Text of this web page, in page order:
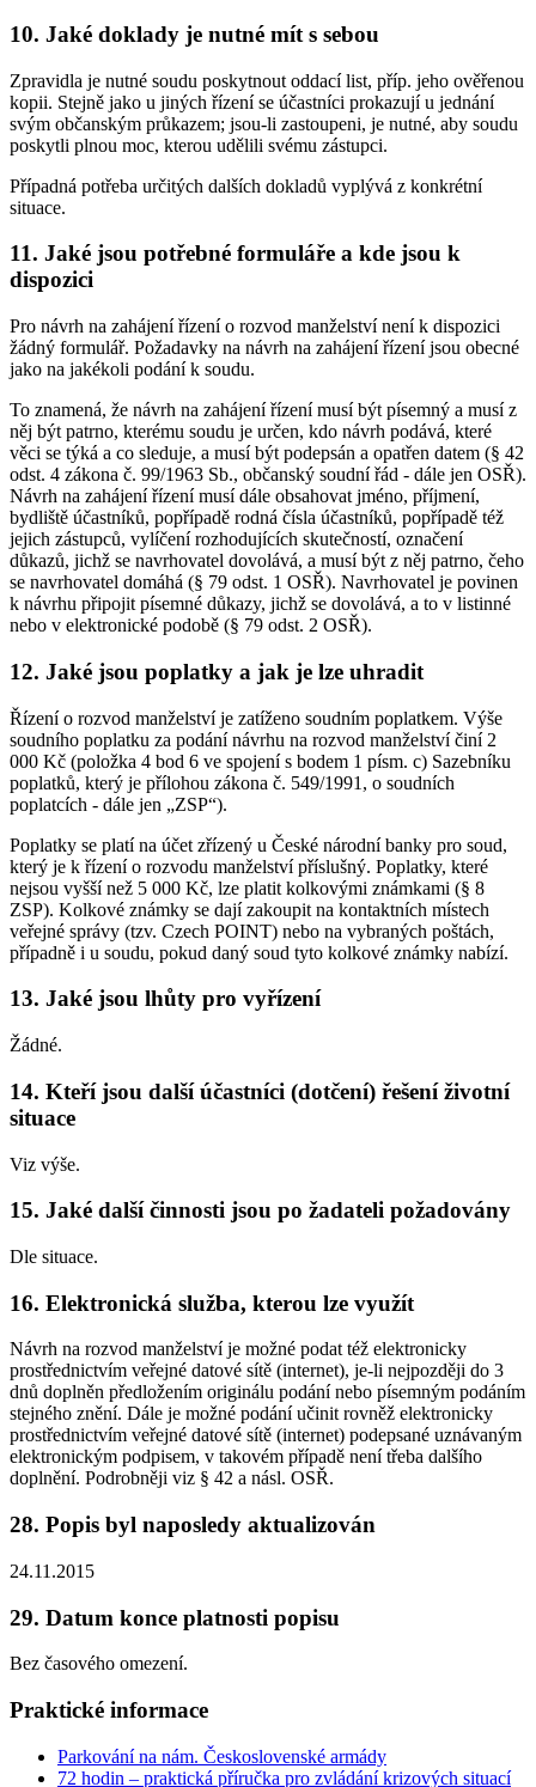
10. Jaké doklady je nutné mít s sebou
Zpravidla je nutné soudu poskytnout oddací list, příp. jeho ověřenou
kopii. Stejně jako u jiných řízení se účastníci prokazují u jednání
svým občanským průkazem; jsou-li zastoupeni, je nutné, aby soudu
poskytli plnou moc, kterou udělili svému zástupci.
Případná potřeba určitých dalších dokladů vyplývá z konkrétní
situace.
11. Jaké jsou potřebné formuláře a kde jsou k
dispozici
Pro návrh na zahájení řízení o rozvod manželství není k dispozici
žádný formulář. Požadavky na návrh na zahájení řízení jsou obecné
jako na jakékoli podání k soudu.
To znamená, že návrh na zahájení řízení musí být písemný a musí z
něj být patrno, kterému soudu je určen, kdo návrh podává, které
věci se týká a co sleduje, a musí být podepsán a opatřen datem (§ 42
odst. 4 zákona č. 99/1963 Sb., občanský soudní řád - dále jen OSŘ).
Návrh na zahájení řízení musí dále obsahovat jméno, příjmení,
bydliště účastníků, popřípadě rodná čísla účastníků, popřípadě též
jejich zástupců, vylíčení rozhodujících skutečností, označení
důkazů, jichž se navrhovatel dovolává, a musí být z něj patrno, čeho
se navrhovatel domáhá (§ 79 odst. 1 OSŘ). Navrhovatel je povinen
k návrhu připojit písemné důkazy, jichž se dovolává, a to v listinné
nebo v elektronické podobě (§ 79 odst. 2 OSŘ).
12. Jaké jsou poplatky a jak je lze uhradit
Řízení o rozvod manželství je zatíženo soudním poplatkem. Výše
soudního poplatku za podání návrhu na rozvod manželství činí 2
000 Kč (položka 4 bod 6 ve spojení s bodem 1 písm. c) Sazebníku
poplatků, který je přílohou zákona č. 549/1991, o soudních
poplatcích - dále jen „ZSP“).
Poplatky se platí na účet zřízený u České národní banky pro soud,
který je k řízení o rozvodu manželství příslušný. Poplatky, které
nejsou vyšší než 5 000 Kč, lze platit kolkovými známkami (§ 8
ZSP). Kolkové známky se dají zakoupit na kontaktních místech
veřejné správy (tzv. Czech POINT) nebo na vybraných poštách,
případně i u soudu, pokud daný soud tyto kolkové známky nabízí.
13. Jaké jsou lhůty pro vyřízení
Žádné.
14. Kteří jsou další účastníci (dotčení) řešení životní
situace
Viz výše.
15. Jaké další činnosti jsou po žadateli požadovány
Dle situace.
16. Elektronická služba, kterou lze využít
Návrh na rozvod manželství je možné podat též elektronicky
prostřednictvím veřejné datové sítě (internet), je-li nejpozději do 3
dnů doplněn předložením originálu podání nebo písemným podáním
stejného znění. Dále je možné podání učinit rovněž elektronicky
prostřednictvím veřejné datové sítě (internet) podepsané uznávaným
elektronickým podpisem, v takovém případě není třeba dalšího
doplnění. Podrobněji viz § 42 a násl. OSŘ.
28. Popis byl naposledy aktualizován
24.11.2015
29. Datum konce platnosti popisu
Bez časového omezení.
Praktické informace
Parkování na nám. Československé armády
72 hodin – praktická příručka pro zvládání krizových situací